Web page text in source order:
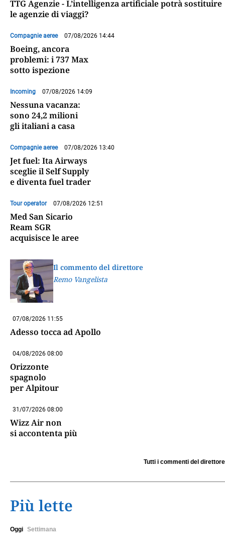
TTG Agenzie - L’intelligenza artificiale potrà sostituire
le agenzie di viaggi?
Compagnie aeree 07/08/2026 14:44
Boeing, ancora
problemi: i 737 Max
sotto ispezione
Incoming 07/08/2026 14:09
Nessuna vacanza:
sono 24,2 milioni
gli italiani a casa
Compagnie aeree 07/08/2026 13:40
Jet fuel: Ita Airways
sceglie il Self Supply
e diventa fuel trader
Tour operator 07/08/2026 12:51
Med San Sicario
Ream SGR
acquisisce le aree
Il commento del direttore
Remo Vangelista
07/08/2026 11:55
Adesso tocca ad Apollo
04/08/2026 08:00
Orizzonte
spagnolo
per Alpitour
31/07/2026 08:00
Wizz Air non
si accontenta più
Tutti i commenti del direttore
Più lette
Oggi Settimana